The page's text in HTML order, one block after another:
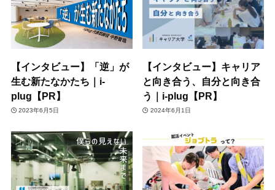
【インタビュー】「逆」が
生む新たなかたち｜i-
plug【PR】
2023年6月5日
【インタビュー】キャリア
と向き合う、自分と向き合
う｜i-plug【PR】
2024年6月1日